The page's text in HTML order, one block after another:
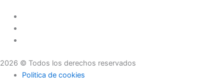
2026 © Todos los derechos reservados
Politica de cookies